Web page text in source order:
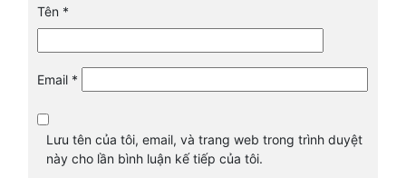
Tên *
Email *
Lưu tên của tôi, email, và trang web trong trình duyệt
này cho lần bình luận kế tiếp của tôi.